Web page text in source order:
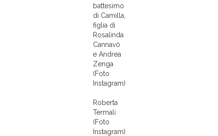
battesimo
di Camilla,
figlia di
Rosalinda
Cannavò
e Andrea
Zenga
(Foto
Instagram)
Roberta
Termali
(Foto
Instagram)